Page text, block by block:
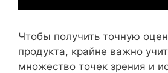
Чтобы получить точную
продукта, крайне важно
множество точек зрения и